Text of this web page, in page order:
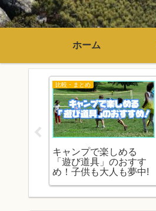
ホーム
比較・まとめ
キャンプで楽しめる
「遊び道具」のおすす
め！子供も大人も夢中!